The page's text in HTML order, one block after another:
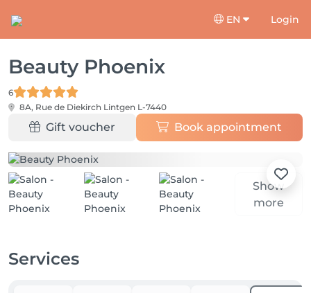
EN Login
Beauty Phoenix
6
8A, Rue de Diekirch Lintgen L-7440
Gift voucher Book appointment
Show
more
Services